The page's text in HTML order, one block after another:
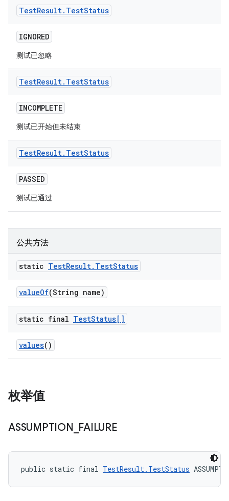
TestResult. TestStatus
IGNORED
测试已忽略
TestResult. TestStatus
INCOMPLETE
测试已开始但未结束
TestResult. TestStatus
PASSED
测试已通过
公共方法
static TestResult. TestStatus
valueOf(String name)
static final TestStatus[]
values()
枚举值
ASSUMPTION FAILURE
public static final TestResult.TestStatus